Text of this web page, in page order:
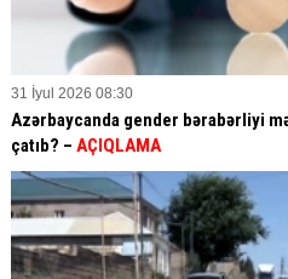
31 İyul 2026 08:30
Azərbaycanda gender bərabərliyi
çatıb? – AÇIQLAMA